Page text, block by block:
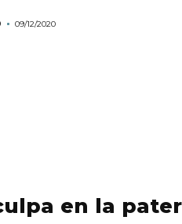
09/12/2020
en la